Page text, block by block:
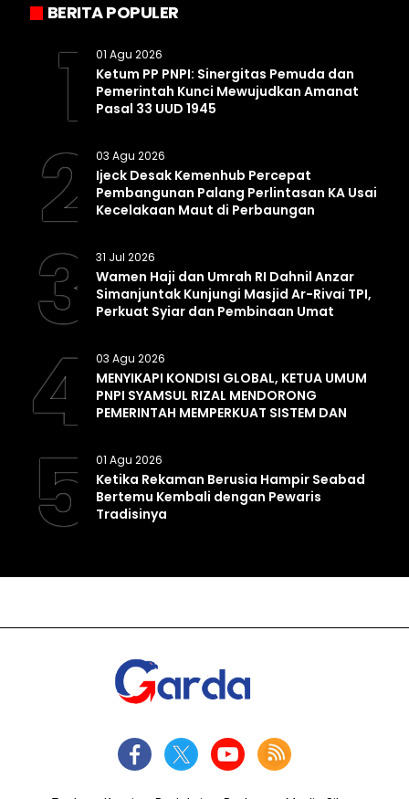
BERITA POPULER
1 01 Agu 2026
Ketum PP PNPI: Sinergitas Pemuda dan
Pemerintah Kunci Mewujudkan Amanat
Pasal 33 UUD 1945
2 03 Agu 2026
Ijeck Desak Kemenhub Percepat
Pembangunan Palang Perlintasan KA Usai
Kecelakaan Maut di Perbaungan
3 31 Jul 2026
Wamen Haji dan Umrah RI Dahnil Anzar
Simanjuntak Kunjungi Masjid Ar-Rivai TPI,
Perkuat Syiar dan Pembinaan Umat
4 03 Agu 2026
MENYIKAPI KONDISI GLOBAL, KETUA UMUM
PNPI SYAMSUL RIZAL MENDORONG
PEMERINTAH MEMPERKUAT SISTEM DAN
5 01 Agu 2026
Ketika Rekaman Berusia Hampir Seabad
Bertemu Kembali dengan Pewaris
Tradisinya